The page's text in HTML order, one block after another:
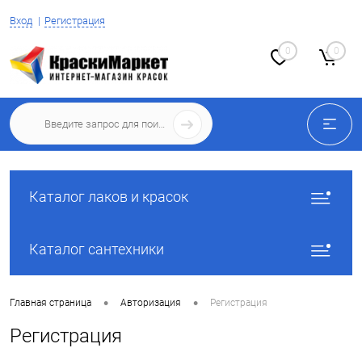
Вход Регистрация
0 0
Каталог лаков и красок
Каталог сантехники
Главная страница • Авторизация • Регистрация
Регистрация